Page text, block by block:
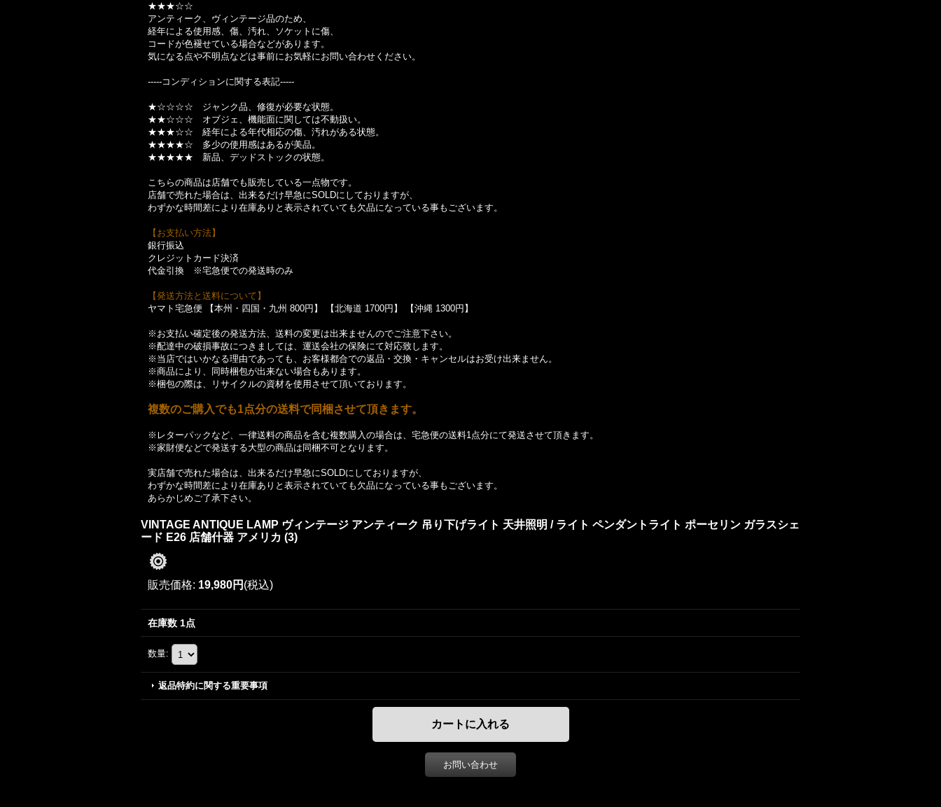
★★★☆☆
アンティーク、ヴィンテージ品のため、
経年による使用感、傷、汚れ、ソケットに傷、
コードが色褪せている場合などがあります。
気になる点や不明点などは事前にお気軽にお問い合わせください。
-----コンディションに関する表記-----
★☆☆☆☆ ジャンク品、修復が必要な状態。
★★☆☆☆ オブジェ、機能面に関しては不動扱い。
★★★☆☆ 経年による年代相応の傷、汚れがある状態。
★★★★☆ 多少の使用感はあるが美品。
★★★★★ 新品、デッドストックの状態。
こちらの商品は店舗でも販売している一点物です。
店舗で売れた場合は、出来るだけ早急にSOLDにしておりますが、
わずかな時間差により在庫ありと表示されていても欠品になっている事もございます。
【お支払い方法】
銀行振込
クレジットカード決済
代金引換 ※宅急便での発送時のみ
【発送方法と送料について】
ヤマト宅急便 【本州・四国・九州 800円】 【北海道 1700円】 【沖縄 1300円】
※お支払い確定後の発送方法、送料の変更は出来ませんのでご注意下さい。
※配達中の破損事故につきましては、運送会社の保険にて対応致します。
※当店ではいかなる理由であっても、お客様都合での返品・交換・キャンセルはお受け出来ません。
※商品により、同時梱包が出来ない場合もあります。
※梱包の際は、リサイクルの資材を使用させて頂いております。
複数のご購入でも1点分の送料で同梱させて頂きます。
※レターパックなど、一律送料の商品を含む複数購入の場合は、宅急便の送料1点分にて発送させて頂きます。
※家財便などで発送する大型の商品は同梱不可となります。
実店舗で売れた場合は、出来るだけ早急にSOLDにしておりますが、
わずかな時間差により在庫ありと表示されていても欠品になっている事もございます。
あらかじめご了承下さい。
VINTAGE ANTIQUE LAMP ヴィンテージ アンティーク 吊り下げライト 天井照明 / ライト ペンダントライト ポーセリン ガラスシェ
ード E26 店舗什器 アメリカ (3)
販売価格: 19,980円 (税込)
在庫数 1点
数量:
返品特約に関する重要事項
お問い合わせ